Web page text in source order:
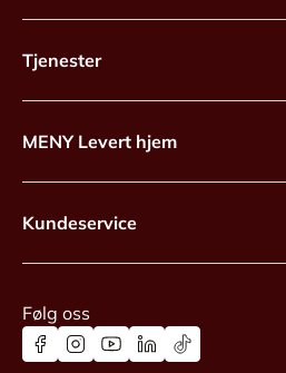
Tjenester
MENY Levert hjem
Kundeservice
Følg oss